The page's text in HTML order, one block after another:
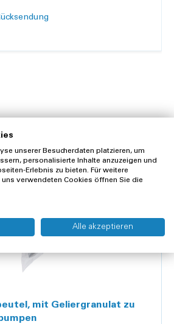
mit Geliergranulat zu
unserer Besucherdaten platzieren, um
personalisierte Inhalte anzuzeigen und
Erlebnis zu bieten. Für weitere
verwendeten Cookies öffnen Sie die
Alle akzeptieren